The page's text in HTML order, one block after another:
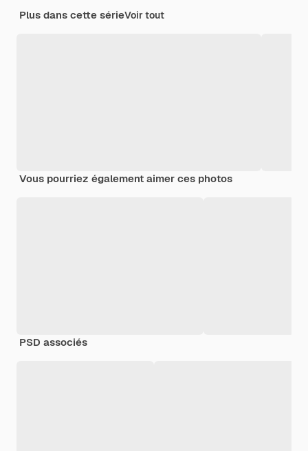
Plus dans cette sérieVoir tout
Vous pourriez également aimer ces photos
PSD associés